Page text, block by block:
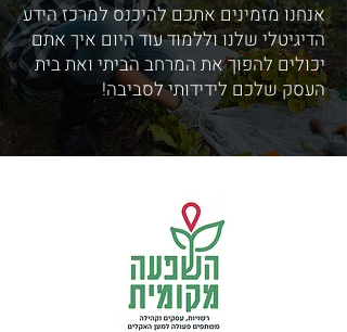
אנחנו מזמינים אתכם להיכנס למרכז הידע
הדיגיטלי שלנו וללמוד עוד היום איך אתם
יכולים להפוך את המרחב הביתי ואת בית
העסק שלכם לידידותי לסביבה!